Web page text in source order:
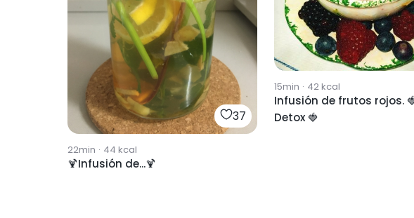
37
22min · 44 kcal
🍹Infusión de...🍹
15min · 42kcal
Infusión de frutos rojos. 🍓
Detox 🍓